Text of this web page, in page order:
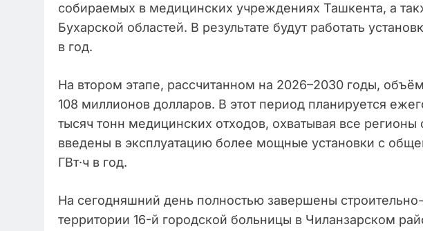
собираемых в медицинских учреждениях Ташкента, а
Бухарской областей. В результате будут работать
в год.
На втором этапе, рассчитанном на 2026–2030 годы,
108 миллионов долларов. В этот период планируется
тысяч тонн медицинских отходов, охватывая все регионы
введены в эксплуатацию более мощные установки с
ГВт·ч в год.
На сегодняшний день полностью завершены
территории 16-й городской больницы в Чиланзарском